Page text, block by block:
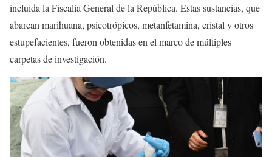
incluida la Fiscalía General de la República. Estas sustancias, que
abarcan marihuana, psicotrópicos, metanfetamina, cristal y otros
estupefacientes, fueron obtenidas en el marco de múltiples
carpetas de investigación.